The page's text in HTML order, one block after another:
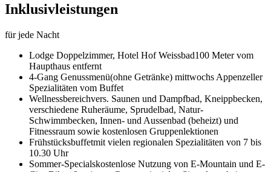
Inklusivleistungen
für jede Nacht
Lodge Doppelzimmer, Hotel Hof Weissbad100 Meter vom
Haupthaus entfernt
4-Gang Genussmenü(ohne Getränke) mittwochs Appenzeller
Spezialitäten vom Buffet
Wellnessbereichvers. Saunen und Dampfbad, Kneippbecken,
verschiedene Ruheräume, Sprudelbad, Natur-
Schwimmbecken, Innen- und Aussenbad (beheizt) und
Fitnessraum sowie kostenlosen Gruppenlektionen
Frühstücksbuffetmit vielen regionalen Spezialitäten von 7 bis
10.30 Uhr
Sommer-Specialskostenlose Nutzung von E-Mountain und E-